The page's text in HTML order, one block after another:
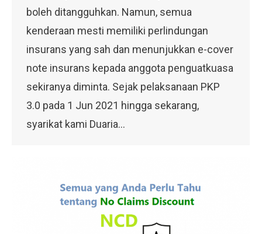
boleh ditangguhkan. Namun, semua
kenderaan mesti memiliki perlindungan
insurans yang sah dan menunjukkan e-cover
note insurans kepada anggota penguatkuasa
sekiranya diminta. Sejak pelaksanaan PKP
3.0 pada 1 Jun 2021 hingga sekarang,
syarikat kami Duaria…